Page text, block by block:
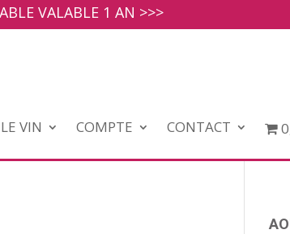
VALABLE 1 AN >>>
LE VIN COMPTE CONTACT